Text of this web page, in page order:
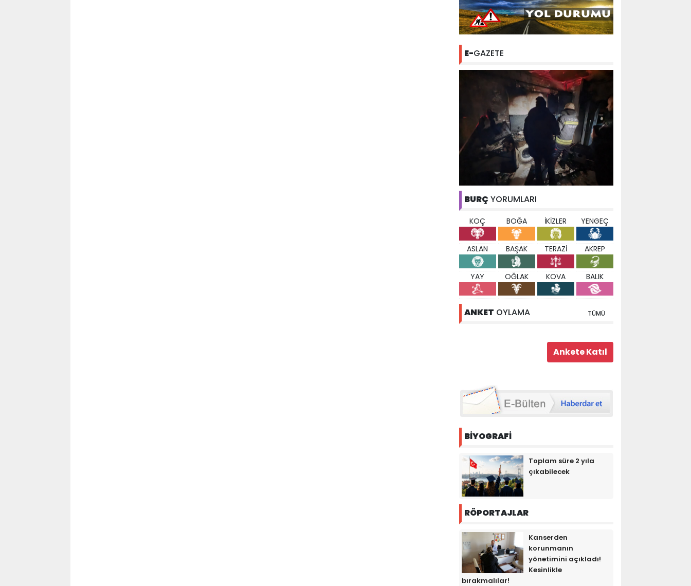
E-GAZETE
BURÇ YORUMLARI
KOÇ BOĞA İKİZLER YENGEÇ
ASLAN BAŞAK TERAZİ AKREP
YAY OĞLAK KOVA BALIK
ANKET OYLAMA TÜMÜ
BİYOGRAFİ
Toplam süre 2 yıla
çıkabilecek
RÖPORTAJLAR
Kanserden
korunmanın
yönetimini açıkladı!
Kesinlikle
bırakmalılar!